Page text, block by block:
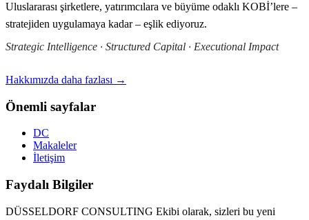
Uluslararası şirketlere, yatırımcılara ve büyüme odaklı KOBİ’lere –
stratejiden uygulamaya kadar – eşlik ediyoruz.
Strategic Intelligence · Structured Capital · Executional Impact
Hakkımızda daha fazlası →
Önemli sayfalar
DC
Makaleler
İletişim
Faydalı Bilgiler
DÜSSELDORF CONSULTING Ekibi olarak, sizleri bu yeni